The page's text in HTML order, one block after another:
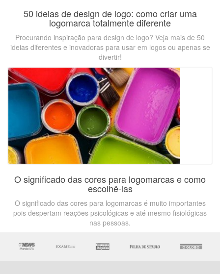
50 ideias de design de logo: como criar uma
logomarca totalmente diferente
Procurando inspiração para design de logo? Veja mais de 50
ideias diferentes e inovadoras para usar em logos ou apenas se
divertir!
O significado das cores para logomarcas e como
escolhê-las
O significado das cores para logomarcas é muito importantes
pois despertam reações psicológicas e até mesmo fisiológicas
nas pessoas.